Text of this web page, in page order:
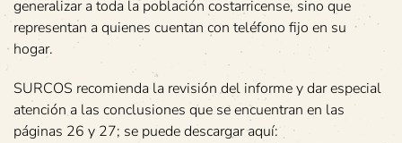
generalizar a toda la población costarricense, sino que
representan a quienes cuentan con teléfono fijo en su
hogar.
SURCOS recomienda la revisión del informe y dar especial
atención a las conclusiones que se encuentran en las
páginas 26 y 27; se puede descargar aquí: